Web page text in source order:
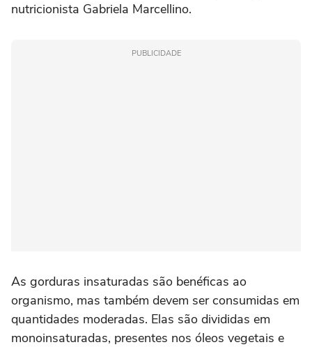
nutricionista Gabriela Marcellino.
PUBLICIDADE
As gorduras insaturadas são benéficas ao
organismo, mas também devem ser consumidas em
quantidades moderadas. Elas são divididas em
monoinsaturadas, presentes nos óleos vegetais e